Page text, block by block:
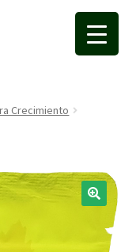
Crecimiento